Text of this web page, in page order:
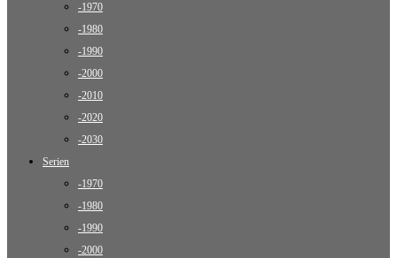
-1970
-1980
-1990
-2000
-2010
-2020
-2030
Serien
-1970
-1980
-1990
-2000